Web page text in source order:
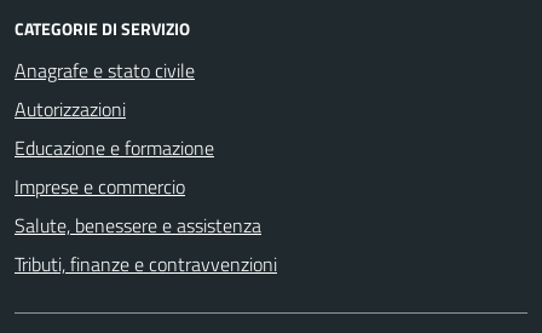
CATEGORIE DI SERVIZIO
Anagrafe e stato civile
Autorizzazioni
Educazione e formazione
Imprese e commercio
Salute, benessere e assistenza
Tributi, finanze e contravvenzioni